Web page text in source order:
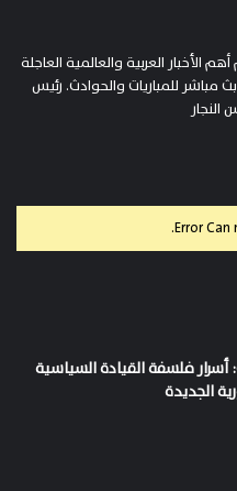
الأخبار العربية والعالمية العاجلة
مباشر للمباريات والحوادث. رئيس
النجار
Error
أسرار فلسفة القيادة السياسية
الجديدة